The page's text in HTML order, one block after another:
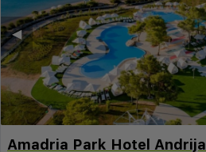
◀︎
Amadria Park Hotel Andrija